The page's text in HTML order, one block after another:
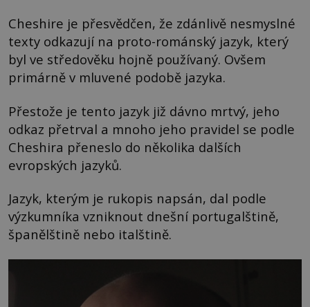
Cheshire je přesvědčen, že zdánlivě nesmyslné
texty odkazují na proto-románský jazyk, který
byl ve středověku hojně používaný. Ovšem
primárně v mluvené podobě jazyka.
Přestože je tento jazyk již dávno mrtvý, jeho
odkaz přetrval a mnoho jeho pravidel se podle
Cheshira přeneslo do několika dalších
evropských jazyků.
Jazyk, kterým je rukopis napsán, dal podle
výzkumníka vzniknout dnešní portugalštině,
španělštině nebo italštině.